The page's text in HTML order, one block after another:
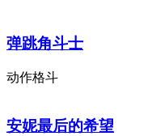
弹跳角斗士
动作格斗
安妮最后的希望